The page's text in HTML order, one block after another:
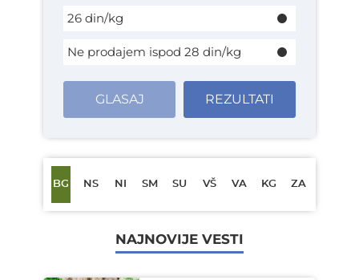
26 din/kg
Ne prodajem ispod 28 din/kg
GLASAJ REZULTATI
BG NS NI SM SU VŠ VA KG ZA
NAJNOVIJE VESTI